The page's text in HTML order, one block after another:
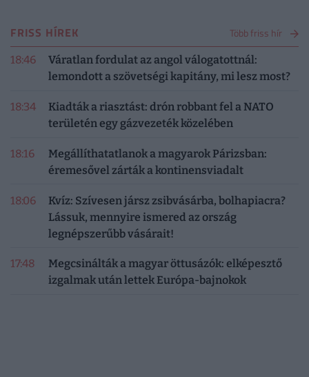
FRISS HÍREK Több friss hír
18:46
Váratlan fordulat az angol válogatottnál:
lemondott a szövetségi kapitány, mi lesz most?
18:34
Kiadták a riasztást: drón robbant fel a NATO
területén egy gázvezeték közelében
18:16
Megállíthatatlanok a magyarok Párizsban:
éremesővel zárták a kontinensviadalt
18:06
Kvíz: Szívesen jársz zsibvásárba, bolhapiacra?
Lássuk, mennyire ismered az ország
legnépszerűbb vásárait!
17:48
Megcsinálták a magyar öttusázók: elképesztő
izgalmak után lettek Európa-bajnokok